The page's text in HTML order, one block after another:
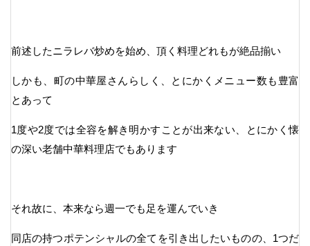
前述したニラレバ炒めを始め、頂く料理どれもが絶品揃い
しかも、町の中華屋さんらしく、とにかくメニュー数も豊富
とあって
1度や2度では全容を解き明かすことが出来ない、とにかく懐
の深い老舗中華料理店でもあります
それ故に、本来なら週一でも足を運んでいき
同店の持つポテンシャルの全てを引き出したいものの、1つだ